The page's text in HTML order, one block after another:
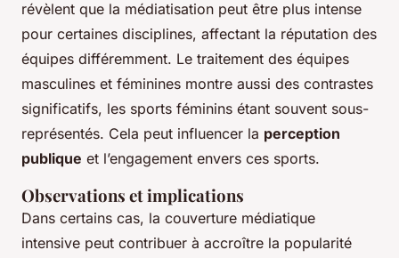
révèlent que la médiatisation peut être plus intense
pour certaines disciplines, affectant la réputation des
équipes différemment. Le traitement des équipes
masculines et féminines montre aussi des contrastes
significatifs, les sports féminins étant souvent sous-
représentés. Cela peut influencer la perception
publique et l’engagement envers ces sports.
Observations et implications
Dans certains cas, la couverture médiatique
intensive peut contribuer à accroître la popularité